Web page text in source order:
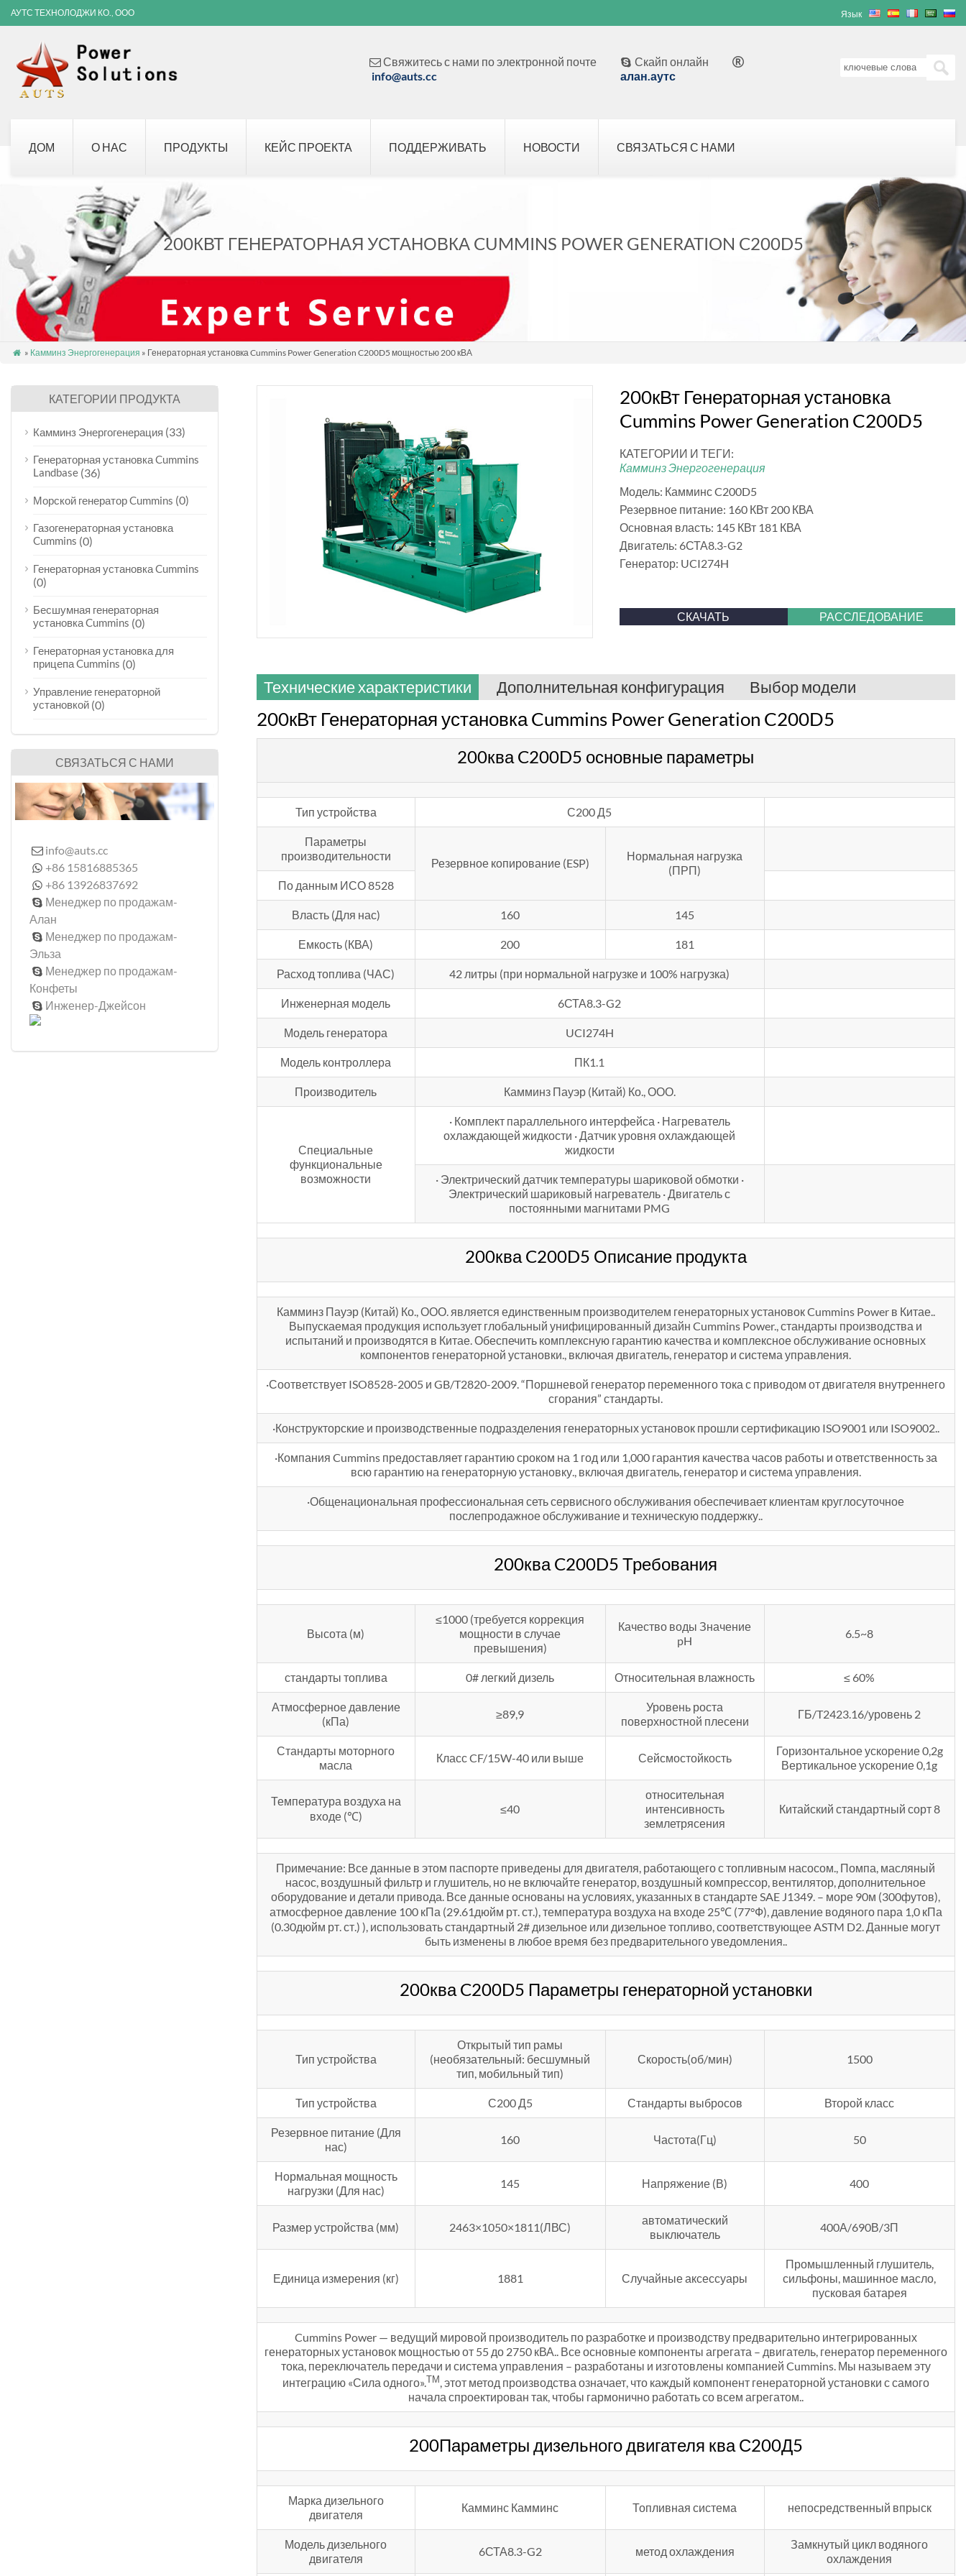
АУТС ТЕХНОЛОДЖИ КО., ООО Язык
 Свяжитесь с нами по электронной почте
info@auts.cc
 Скайп онлайн
алан.аутс

ДОМ О НАС ПРОДУКТЫ КЕЙС ПРОЕКТА ПОДДЕРЖИВАТЬ НОВОСТИ СВЯЗАТЬСЯ С НАМИ
200КВТ ГЕНЕРАТОРНАЯ УСТАНОВКА CUMMINS POWER GENERATION C200D5
 » Камминз Энергогенерация » Генераторная установка Cummins Power Generation C200D5 мощностью 200 кВА
200кВт Генераторная установка
Cummins Power Generation C200D5
КАТЕГОРИИ И ТЕГИ:
Камминз Энергогенерация
Модель: Камминс C200D5
Резервное питание: 160 КВт 200 КВА
Основная власть: 145 КВт 181 КВА
Двигатель: 6СТА8.3-G2
Генератор: UCI274H
СКАЧАТЬ РАССЛЕДОВАНИЕ
Технические характеристики Дополнительная конфигурация Выбор модели
200кВт Генераторная установка Cummins Power Generation C200D5
200ква C200D5 основные параметры
Тип устройства С200 Д5
Параметры
производительности
Резервное копирование (ESP)
Нормальная нагрузка
(ПРП)
По данным ИСО 8528
Власть (Для нас) 160 145
Емкость (КВА) 200 181
Расход топлива (ЧАС) 42 литры (при нормальной нагрузке и 100% нагрузка)
Инженерная модель 6СТА8.3-G2
Модель генератора UCI274H
Модель контроллера ПК1.1
Производитель Камминз Пауэр (Китай) Ко., ООО.
Специальные
функциональные
возможности
· Комплект параллельного интерфейса · Нагреватель
охлаждающей жидкости · Датчик уровня охлаждающей
жидкости
· Электрический датчик температуры шариковой обмотки ·
Электрический шариковый нагреватель · Двигатель с
постоянными магнитами PMG
200ква C200D5 Описание продукта
Камминз Пауэр (Китай) Ко., ООО. является единственным производителем генераторных установок Cummins Power в Китае..
Выпускаемая продукция использует глобальный унифицированный дизайн Cummins Power., стандарты производства и
испытаний и производятся в Китае. Обеспечить комплексную гарантию качества и комплексное обслуживание основных
компонентов генераторной установки., включая двигатель, генератор и система управления.
·Соответствует ISO8528-2005 и GB/T2820-2009. “Поршневой генератор переменного тока с приводом от двигателя внутреннего
сгорания” стандарты.
·Конструкторские и производственные подразделения генераторных установок прошли сертификацию ISO9001 или ISO9002..
·Компания Cummins предоставляет гарантию сроком на 1 год или 1,000 гарантия качества часов работы и ответственность за
всю гарантию на генераторную установку., включая двигатель, генератор и система управления.
·Общенациональная профессиональная сеть сервисного обслуживания обеспечивает клиентам круглосуточное
послепродажное обслуживание и техническую поддержку..
200ква C200D5 Требования
Высота (м)
≤1000 (требуется коррекция
мощности в случае
превышения)
Качество воды Значение
pH
6.5~8
стандарты топлива 0# легкий дизель Относительная влажность ≤ 60%
Атмосферное давление
(кПа)
≥89,9
Уровень роста
поверхностной плесени
ГБ/T2423.16/уровень 2
Стандарты моторного
масла
Класс CF/15W-40 или выше Сейсмостойкость
Горизонтальное ускорение 0,2g
Вертикальное ускорение 0,1g
Температура воздуха на
входе (℃)
≤40
относительная
интенсивность
землетрясения
Китайский стандартный сорт 8
Примечание: Все данные в этом паспорте приведены для двигателя, работающего с топливным насосом., Помпа, масляный
насос, воздушный фильтр и глушитель, но не включайте генератор, воздушный компрессор, вентилятор, дополнительное
оборудование и детали привода. Все данные основаны на условиях, указанных в стандарте SAE J1349. – море 90м (300футов),
атмосферное давление 100 кПа (29.61дюйм рт. ст.), температура воздуха на входе 25℃ (77°Ф), давление водяного пара 1,0 кПа
(0.30дюйм рт. ст.) ), использовать стандартный 2# дизельное или дизельное топливо, соответствующее ASTM D2. Данные могут
быть изменены в любое время без предварительного уведомления..
200ква C200D5 Параметры генераторной установки
Тип устройства
Открытый тип рамы
(необязательный: бесшумный
тип, мобильный тип)
Скорость(об/мин) 1500
Тип устройства С200 Д5 Стандарты выбросов Второй класс
Резервное питание (Для
нас)
160 Частота(Гц) 50
Нормальная мощность
нагрузки (Для нас)
145 Напряжение (В) 400
Размер устройства (мм) 2463×1050×1811(ЛВС)
автоматический
выключатель
400А/690В/3П
Единица измерения (кг) 1881 Случайные аксессуары
Промышленный глушитель,
сильфоны, машинное масло,
пусковая батарея
Cummins Power — ведущий мировой производитель по разработке и производству предварительно интегрированных
генераторных установок мощностью от 55 до 2750 кВА.. Все основные компоненты агрегата – двигатель, генератор переменного
тока, переключатель передачи и система управления – разработаны и изготовлены компанией Cummins. Мы называем эту
интеграцию «Сила одного».ТМ, этот метод производства означает, что каждый компонент генераторной установки с самого
начала спроектирован так, чтобы гармонично работать со всем агрегатом..
200Параметры дизельного двигателя ква С200Д5
Марка дизельного
двигателя
Камминс Камминс Топливная система непосредственный впрыск
Модель дизельного
двигателя
6СТА8.3-G2 метод охлаждения
Замкнутый цикл водяного
охлаждения
КАТЕГОРИИ ПРОДУКТА
Камминз Энергогенерация (33)
Генераторная установка Cummins
Landbase (36)
Морской генератор Cummins (0)
Газогенераторная установка
Cummins (0)
Генераторная установка Cummins
(0)
Бесшумная генераторная
установка Cummins (0)
Генераторная установка для
прицепа Cummins (0)
Управление генераторной
установкой (0)
СВЯЗАТЬСЯ С НАМИ
 info@auts.cc
 +86 15816885365
 +86 13926837692
 Менеджер по продажам-
Алан
 Менеджер по продажам-
Эльза
 Менеджер по продажам-
Конфеты
 Инженер-Джейсон